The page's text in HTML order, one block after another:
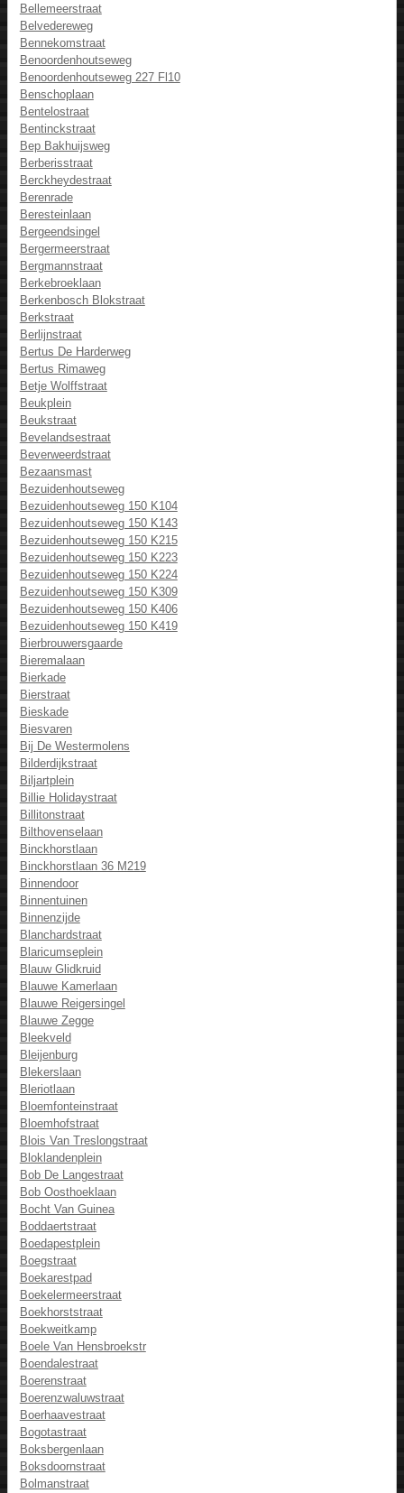
Bellemeerstraat
Belvedereweg
Bennekomstraat
Benoordenhoutseweg
Benoordenhoutseweg 227 Fl10
Benschoplaan
Bentelostraat
Bentinckstraat
Bep Bakhuijsweg
Berberisstraat
Berckheydestraat
Berenrade
Beresteinlaan
Bergeendsingel
Bergermeerstraat
Bergmannstraat
Berkebroeklaan
Berkenbosch Blokstraat
Berkstraat
Berlijnstraat
Bertus De Harderweg
Bertus Rimaweg
Betje Wolffstraat
Beukplein
Beukstraat
Bevelandsestraat
Beverweerdstraat
Bezaansmast
Bezuidenhoutseweg
Bezuidenhoutseweg 150 K104
Bezuidenhoutseweg 150 K143
Bezuidenhoutseweg 150 K215
Bezuidenhoutseweg 150 K223
Bezuidenhoutseweg 150 K224
Bezuidenhoutseweg 150 K309
Bezuidenhoutseweg 150 K406
Bezuidenhoutseweg 150 K419
Bierbrouwersgaarde
Bieremalaan
Bierkade
Bierstraat
Bieskade
Biesvaren
Bij De Westermolens
Bilderdijkstraat
Biljartplein
Billie Holidaystraat
Billitonstraat
Bilthovenselaan
Binckhorstlaan
Binckhorstlaan 36 M219
Binnendoor
Binnentuinen
Binnenzijde
Blanchardstraat
Blaricumseplein
Blauw Glidkruid
Blauwe Kamerlaan
Blauwe Reigersingel
Blauwe Zegge
Bleekveld
Bleijenburg
Blekerslaan
Bleriotlaan
Bloemfonteinstraat
Bloemhofstraat
Blois Van Treslongstraat
Bloklandenplein
Bob De Langestraat
Bob Oosthoeklaan
Bocht Van Guinea
Boddaertstraat
Boedapestplein
Boegstraat
Boekarestpad
Boekelermeerstraat
Boekhorststraat
Boekweitkamp
Boele Van Hensbroekstr
Boendalestraat
Boerenstraat
Boerenzwaluwstraat
Boerhaavestraat
Bogotastraat
Boksbergenlaan
Boksdoornstraat
Bolmanstraat